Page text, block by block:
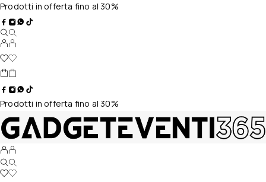
Prodotti in offerta fino al 30%
Prodotti in offerta fino al 30%